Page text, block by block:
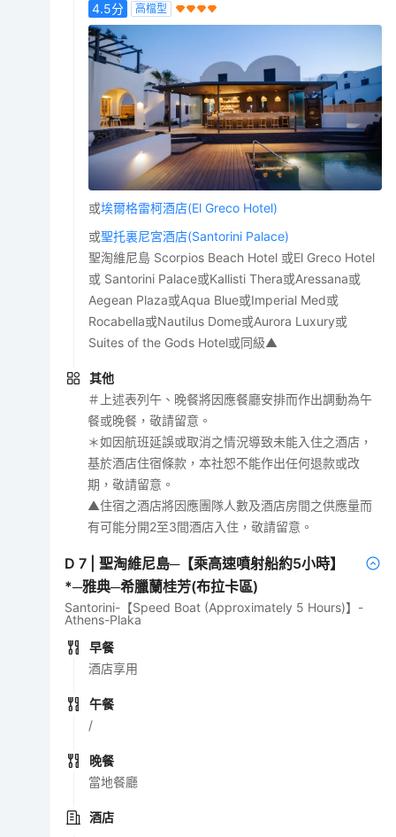
4.5分 高檔型
或埃爾格雷柯酒店(El Greco Hotel)
或聖托裏尼宮酒店(Santorini Palace)
聖淘維尼島 Scorpios Beach Hotel 或El Greco Hotel
或 Santorini Palace或Kallisti Thera或Aressana或
Aegean Plaza或Aqua Blue或Imperial Med或
Rocabella或Nautilus Dome或Aurora Luxury或
Suites of the Gods Hotel或同級▲
其他
＃上述表列午、晚餐將因應餐廳安排而作出調動為午
餐或晚餐，敬請留意。
＊如因航班延誤或取消之情況導致未能入住之酒店，
基於酒店住宿條款，本社恕不能作出任何退款或改
期，敬請留意。
▲住宿之酒店將因應團隊人數及酒店房間之供應量而
有可能分開2至3間酒店入住，敬請留意。
D7 |聖淘維尼島─【乘高速噴射船約5小時】
*─雅典─希臘蘭桂芳(布拉卡區)
Santorini-【Speed Boat (Approximately 5 Hours)】-
Athens-Plaka
早餐
酒店享用
午餐
/
晚餐
當地餐廳
酒店